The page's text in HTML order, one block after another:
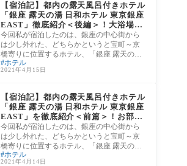
【宿泊記】都内の露天風呂付きホテル
「銀座 露天の湯 日和ホテル 東京銀座
EAST」徹底紹介＜後編＞！大浴場を
始めとする館内施設をレポ！
今回私が宿泊したのは、銀座の中心街から
は少し外れた、どちらかというと宝町～京
橋寄りに位置するホテル、「銀座 露天の湯
日和
ホテル
2021年4月15日
【宿泊記】都内の露天風呂付きホテル
「銀座 露天の湯 日和ホテル 東京銀座
EAST」を徹底紹介＜前篇＞！お部屋
の様子とアメニティをレポ！
今回私が宿泊したのは、銀座の中心街から
は少し外れた、どちらかというと宝町～京
橋寄りに位置するホテル、「銀座 露天の湯
日和
ホテル
2021年4月14日